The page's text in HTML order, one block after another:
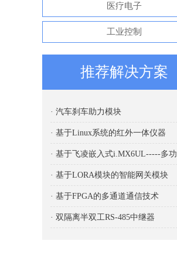
医疗电子
工业控制
推荐解决方案
· 汽车刹车助力模块
· 基于Linux系统的红外一体仪器
· 基于LORA模块的智能网关模块
· 基于FPGA的多通道通信技术
· 双隔离半双工RS-485中继器